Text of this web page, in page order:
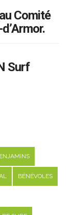
Comité
Surf
BÉNÉVOLES